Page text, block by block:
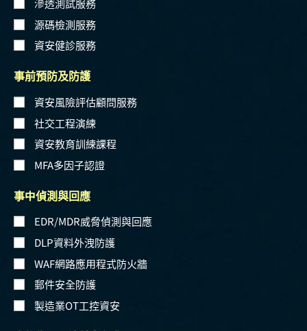
滲透測試服務
源碼檢測服務
資安健診服務
事前預防及防護
資安風險評估顧問服務
社交工程演練
資安教育訓練課程
MFA多因子認證
事中偵測與回應
EDR/MDR威脅偵測與回應
DLP資料外洩防護
WAF網路應用程式防火牆
郵件安全防護
製造業OT工控資安